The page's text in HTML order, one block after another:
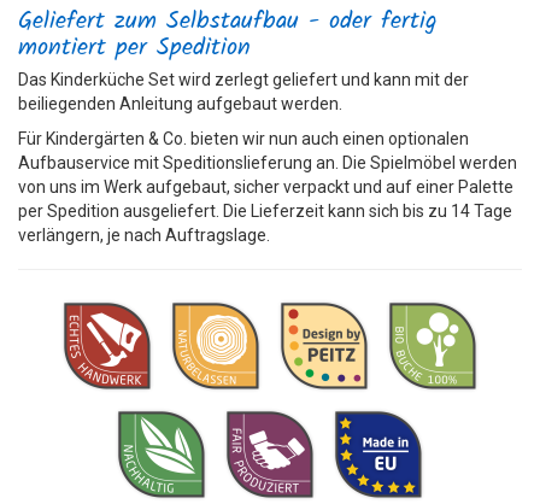
Geliefert zum Selbstaufbau - oder fertig
montiert per Spedition
Das Kinderküche Set wird zerlegt geliefert und kann mit der
beiliegenden Anleitung aufgebaut werden.
Für Kindergärten & Co. bieten wir nun auch einen optionalen
Aufbauservice mit Speditionslieferung an. Die Spielmöbel werden
von uns im Werk aufgebaut, sicher verpackt und auf einer Palette
per Spedition ausgeliefert. Die Lieferzeit kann sich bis zu 14 Tage
verlängern, je nach Auftragslage.